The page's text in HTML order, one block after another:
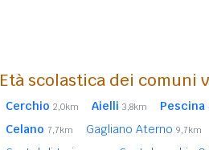
Età scolastica dei comuni
Cerchio 2,0km Aielli 3,8km Pescina
Celano 7,7km Gagliano Aterno 9,7km